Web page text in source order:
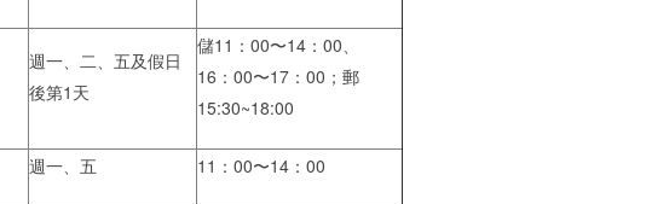
週一、二、五及假日
後第1天
儲11：00〜14：00、
16：00〜17：00；郵
15:30~18:00
週一、五 11：00〜14：00